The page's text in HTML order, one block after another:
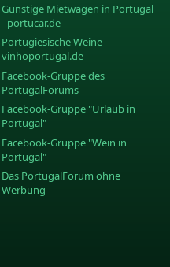
Günstige Mietwagen in Portugal
- portucar.de
Portugiesische Weine -
vinhoportugal.de
Facebook-Gruppe des
PortugalForums
Facebook-Gruppe "Urlaub in
Portugal"
Facebook-Gruppe "Wein in
Portugal"
Das PortugalForum ohne
Werbung